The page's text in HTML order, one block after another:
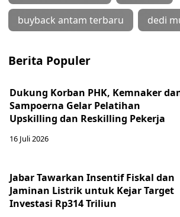
buyback antam terbaru dedi
Berita Populer
Dukung Korban PHK, Kemnaker
Sampoerna Gelar Pelatihan
Upskilling dan Reskilling Pekerja
16 Juli 2026
Jabar Tawarkan Insentif Fiskal dan
Jaminan Listrik untuk Kejar Target
Investasi Rp314 Triliun